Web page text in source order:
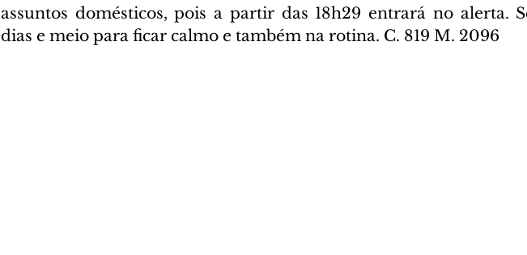
assuntos domésticos, pois a partir das 18h29 entrará no alerta.
dias e meio para ficar calmo e também na rotina. C. 819 M. 2096